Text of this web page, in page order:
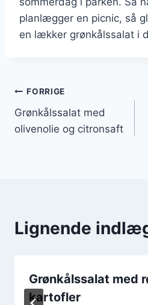
planlægger en picnic, så
en lækker grønkålssalat i
FORRIGE
Grønkålssalat med
olivenolie og citronsaft
Lignende
Grønkålssalat med
kartofler